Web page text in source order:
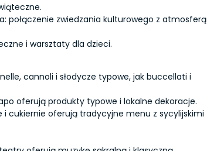
połączenie zwiedzania kulturowego z atmosferą
i warsztaty dla dzieci.
cannoli i słodycze typowe, jak buccellati i
oferują produkty typowe i lokalne dekoracje.
cukiernie oferują tradycyjne menu z sycylijskimi